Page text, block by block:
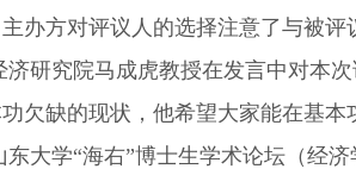
办方对评议人的选择注意了与被
研究院马成虎教授在发言中对本
欠缺的现状，他希望大家能在基
大学“海右”博士生学术论坛（经